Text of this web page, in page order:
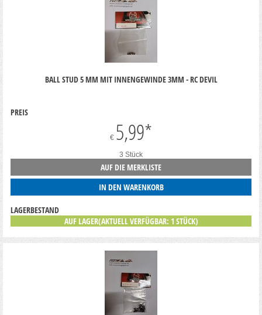
BALL STUD 5 MM MIT INNENGEWINDE 3MM - RC DEVIL
PREIS
€ 5,99*
3 Stück
AUF DIE MERKLISTE
IN DEN WARENKORB
LAGERBESTAND
AUF LAGER(AKTUELL VERFÜGBAR: 1 STÜCK)